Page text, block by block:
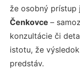
že osobný prístup
Čenkovce –
konzultácie či
istotu, že
predstáv.